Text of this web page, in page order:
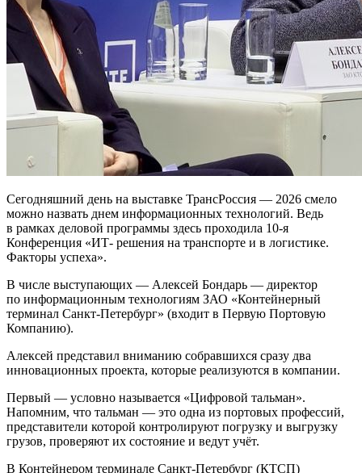
Сегодняшний день на выставке ТрансРоссия — 2026 смело
можно назвать днем информационных технологий. Ведь
в рамках деловой программы здесь проходила 10-я
Конференция «ИТ- решения на транспорте и в логистике.
Факторы успеха».
В числе выступающих — Алексей Бондарь — директор
по информационным технологиям ЗАО «Контейнерный
терминал Санкт-Петербург» (входит в Первую Портовую
Компанию).
Алексей представил вниманию собравшихся сразу два
инновационных проекта, которые реализуются в компании.
Первый — условно называется «Цифровой тальман».
Напомним, что тальман — это одна из портовых профессий,
представители которой контролируют погрузку и выгрузку
грузов, проверяют их состояние и ведут учёт.
В Контейнером терминале Санкт-Петербург (КТСП)